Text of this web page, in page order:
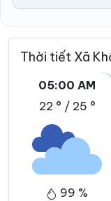
Thời tiết Xã
05:00 AM
22 ° / 25 °
99 %